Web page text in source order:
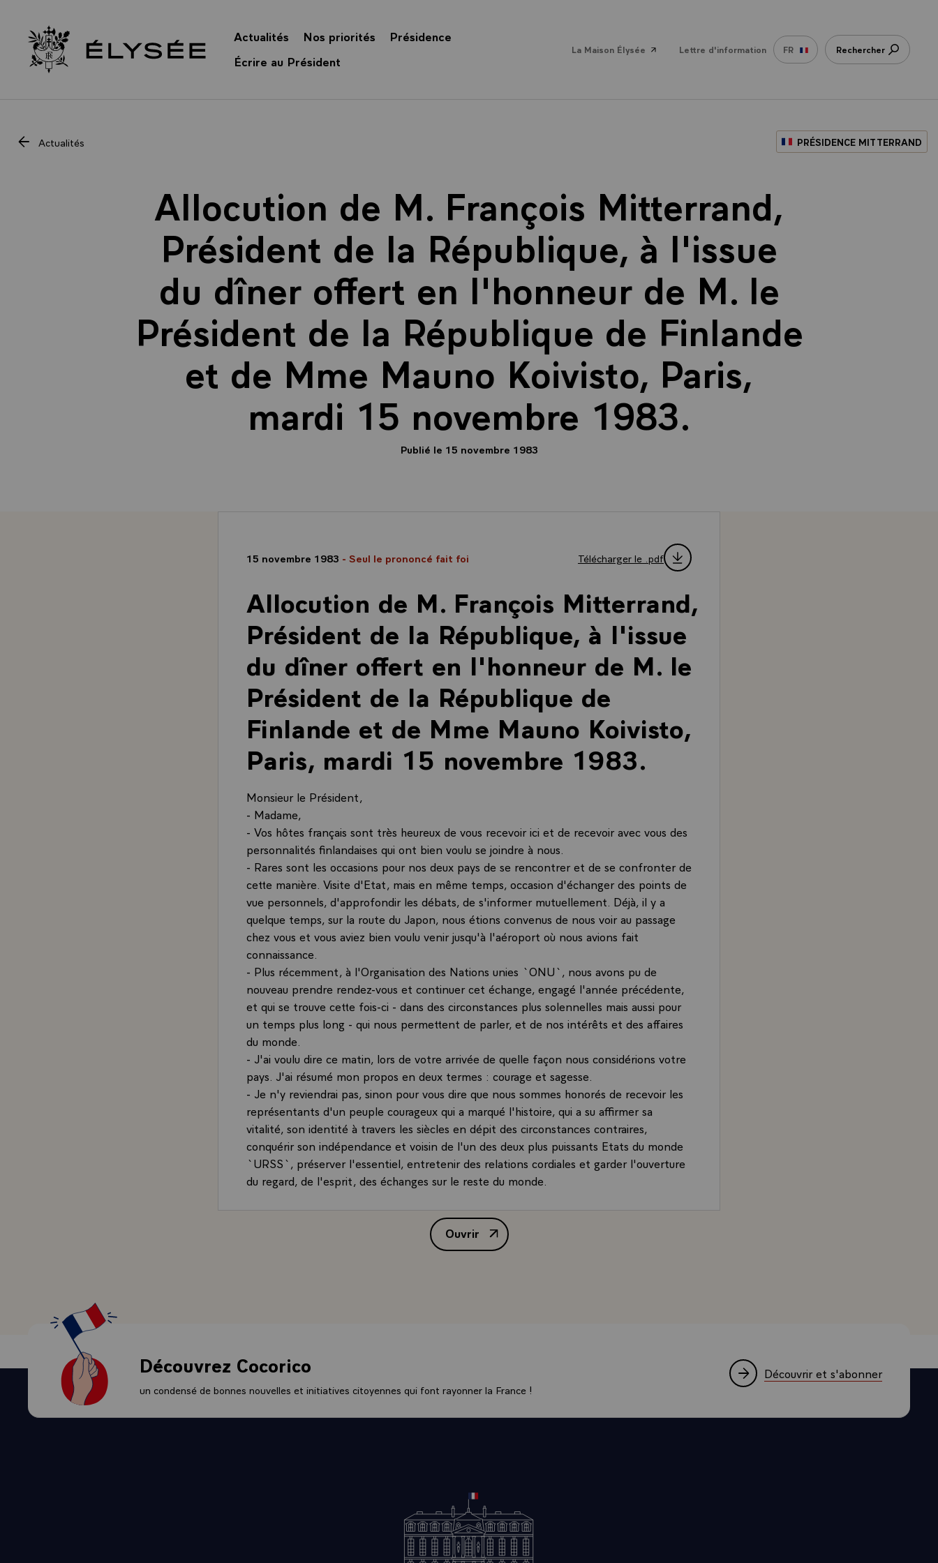
Retour à l’accueil Élysée
Actualités Nos priorités
Présidence
Écrire au Président
La Maison Élysée Lettre d'information FR Rechercher
Actualités PRÉSIDENCE MITTERRAND
Allocution de M. François Mitterrand,
Président de la République, à l'issue
du dîner offert en l'honneur de M. le
Président de la République de Finlande
et de Mme Mauno Koivisto, Paris,
mardi 15 novembre 1983.
Publié le 15 novembre 1983
15 novembre 1983 - Seul le prononcé fait foi Télécharger le .pdf
Allocution de M. François Mitterrand,
Président de la République, à l'issue
du dîner offert en l'honneur de M. le
Président de la République de
Finlande et de Mme Mauno Koivisto,
Paris, mardi 15 novembre 1983.
Monsieur le Président,
- Madame,
- Vos hôtes français sont très heureux de vous recevoir ici et de recevoir avec vous des
personnalités finlandaises qui ont bien voulu se joindre à nous.
- Rares sont les occasions pour nos deux pays de se rencontrer et de se confronter de
cette manière. Visite d'Etat, mais en même temps, occasion d'échanger des points de
vue personnels, d'approfondir les débats, de s'informer mutuellement. Déjà, il y a
quelque temps, sur la route du Japon, nous étions convenus de nous voir au passage
chez vous et vous aviez bien voulu venir jusqu'à l'aéroport où nous avions fait
connaissance.
- Plus récemment, à l'Organisation des Nations unies `ONU`, nous avons pu de
nouveau prendre rendez-vous et continuer cet échange, engagé l'année précédente,
et qui se trouve cette fois-ci - dans des circonstances plus solennelles mais aussi pour
un temps plus long - qui nous permettent de parler, et de nos intérêts et des affaires
du monde.
- J'ai voulu dire ce matin, lors de votre arrivée de quelle façon nous considérions votre
pays. J'ai résumé mon propos en deux termes : courage et sagesse.
- Je n'y reviendrai pas, sinon pour vous dire que nous sommes honorés de recevoir les
représentants d'un peuple courageux qui a marqué l'histoire, qui a su affirmer sa
vitalité, son identité à travers les siècles en dépit des circonstances contraires,
conquérir son indépendance et voisin de l'un des deux plus puissants Etats du monde
`URSS`, préserver l'essentiel, entretenir des relations cordiales et garder l'ouverture
du regard, de l'esprit, des échanges sur le reste du monde.
même mais qui observe, c'est la sagesse, la réalité telle qu'elle est.
- La Finlande jouit d'une grande réputation à travers son peuple, peu nombreux et
cependant présent dans notre mémoire collective, sous les plus divers aspects : ceux
seul endroit du monde où tous les pays d'Europe, de l'Est et de l'Ouest, plus les
neutres, peuvent se rencontrer, tenir les fils souvent ténus de la paix. Si l'on va ainsi
Sans doute les événements qui se précipitent ajoutent-ils à cet intérêt. Tant de
questions restent posées. Comment ne serions nous pas d'abord préoccupés par les
graves problèmes qui se posent à nous, là où nous sommes, dans notre Europe, où se
joue l'affrontement des deux plus grands `Etats-Unis ` URSS` autour de l'installation
Ouvrir
Allocution de M. François Mitterrand, Président de la République, à l'issue du dîner
Découvrez Cocorico
un condensé de bonnes nouvelles et initiatives citoyennes qui font rayonner la France !
Découvrir et s'abonner